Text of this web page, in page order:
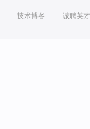
技术博客 诚聘英才